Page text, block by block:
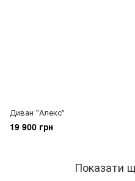
Диван "Алекс"
19 900 грн
Показати